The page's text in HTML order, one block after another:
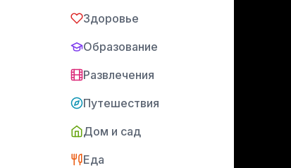
Здоровье
Образование
Развлечения
Путешествия
Дом и сад
Еда